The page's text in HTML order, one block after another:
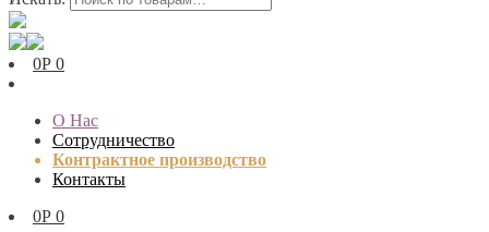
0Р 0
О Нас
Сотрудничество
Контрактное производство
Контакты
0Р 0